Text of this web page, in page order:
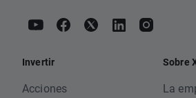
Invertir
Acciones
Sobre
La